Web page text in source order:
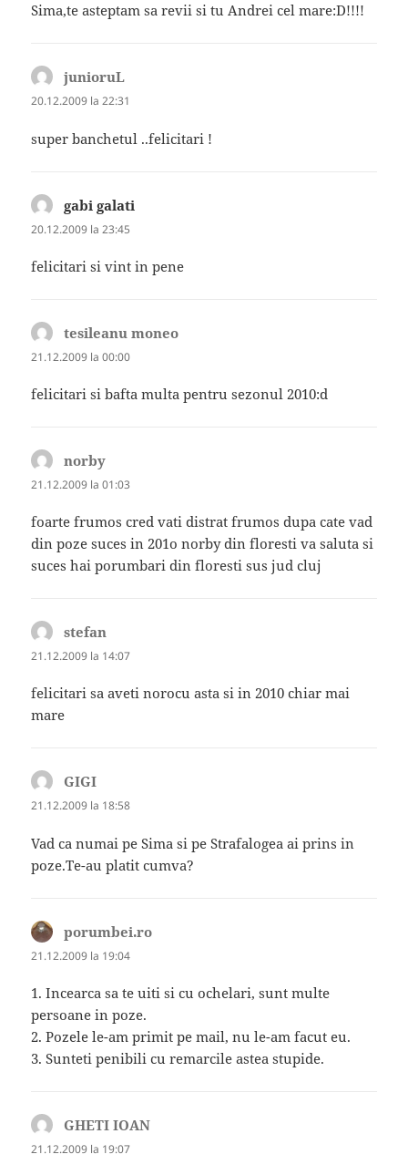
Sima,te asteptam sa revii si tu Andrei cel mare:D!!!!
junioruL
20.12.2009 la 22:31
super banchetul ..felicitari !
gabi galati
20.12.2009 la 23:45
felicitari si vint in pene
tesileanu moneo
21.12.2009 la 00:00
felicitari si bafta multa pentru sezonul 2010:d
norby
21.12.2009 la 01:03
foarte frumos cred vati distrat frumos dupa cate vad
din poze suces in 201o norby din floresti va saluta si
suces hai porumbari din floresti sus jud cluj
stefan
21.12.2009 la 14:07
felicitari sa aveti norocu asta si in 2010 chiar mai
mare
GIGI
21.12.2009 la 18:58
Vad ca numai pe Sima si pe Strafalogea ai prins in
poze.Te-au platit cumva?
porumbei.ro
21.12.2009 la 19:04
1. Incearca sa te uiti si cu ochelari, sunt multe
persoane in poze.
2. Pozele le-am primit pe mail, nu le-am facut eu.
3. Sunteti penibili cu remarcile astea stupide.
GHETI IOAN
21.12.2009 la 19:07